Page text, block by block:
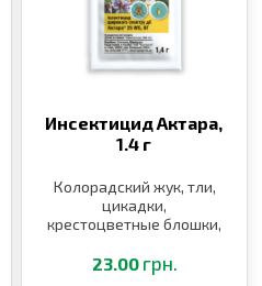
Инсектицид Актара,
1.4 г
Колорадский жук, тли,
цикадки,
крестоцветные блошки,
долгоносики
23.00 грн.